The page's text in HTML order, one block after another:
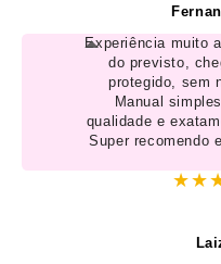
Experiência muito
do previsto,
protegido, sem
Manual
qualidade e
Super recomendo